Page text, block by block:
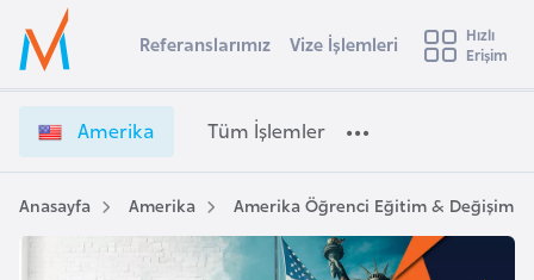
Ülke Seçimi
Başvuru yapmak istediğiniz ülkeyi seçin
Üye
Girişi
m
r
i
k
e
Referanslarımız Vize İşlemleri
Hızlı
Erişim
Amerika Tüm İşlemler
Anasayfa Amerika Amerika Öğrenci Eğitim & Değişim
s
t
r
a